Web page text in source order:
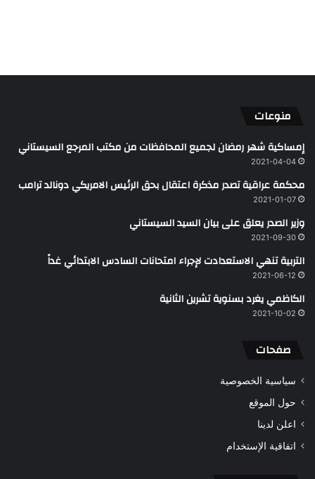
منوعات
إمساكية شهر رمضان لجميع المحافظات من مكتب المرجع السيستاني
2021-04-04
محكمة عراقية تصدر مذكرة اعتقال بحق الرئيس الامريكي دونالد ‏ترامب‎ ‎
2021-01-07
وزير الصدر يعلق على بيان السيد السيستاني
2021-09-30
التربية تنهي الاستعدادت لإجراء امتحانات السادس الابتدائي غداً
2021-06-12
الكاظمي يغرد بسنوية تشرين الثانية
2021-10-02
صفحات
سياسية الخصوصية
حول الموقع
اعلن لدينا
اتفاقية الإستخدام